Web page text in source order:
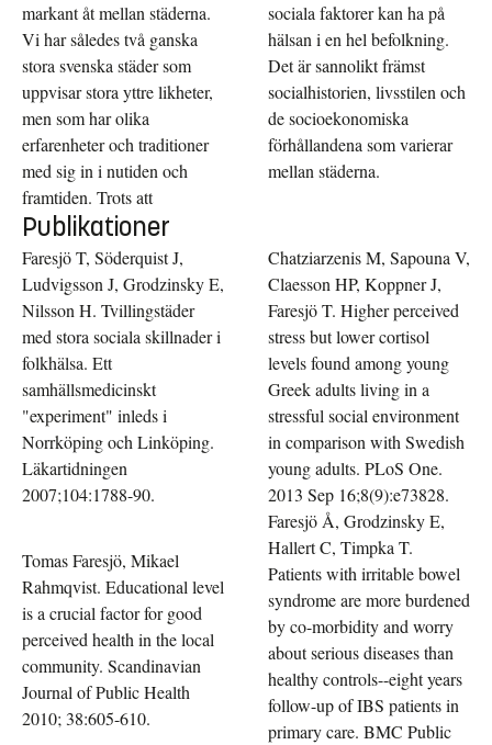
markant åt mellan städerna.
Vi har således två ganska
stora svenska städer som
uppvisar stora yttre likheter,
men som har olika
erfarenheter och traditioner
med sig in i nutiden och
framtiden. Trots att
sociala faktorer kan ha på
hälsan i en hel befolkning.
Det är sannolikt främst
socialhistorien, livsstilen och
de socioekonomiska
förhållandena som varierar
mellan städerna.
Publikationer
Faresjö T, Söderquist J,
Ludvigsson J, Grodzinsky E,
Nilsson H. Tvillingstäder
med stora sociala skillnader i
folkhälsa. Ett
samhällsmedicinskt
"experiment" inleds i
Norrköping och Linköping.
Läkartidningen
2007;104:1788-90.
Tomas Faresjö, Mikael
Rahmqvist. Educational level
is a crucial factor for good
perceived health in the local
community. Scandinavian
Journal of Public Health
2010; 38:605-610.
Chatziarzenis M, Sapouna V,
Claesson HP, Koppner J,
Faresjö T. Higher perceived
stress but lower cortisol
levels found among young
Greek adults living in a
stressful social environment
in comparison with Swedish
young adults. PLoS One.
2013 Sep 16;8(9):e73828.
Faresjö Å, Grodzinsky E,
Hallert C, Timpka T.
Patients with irritable bowel
syndrome are more burdened
by co-morbidity and worry
about serious diseases than
healthy controls--eight years
follow-up of IBS patients in
primary care. BMC Public